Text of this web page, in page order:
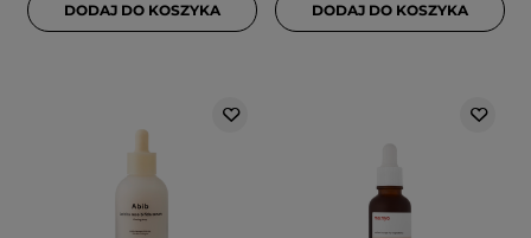
DODAJ DO KOSZYKA DODAJ DO KOSZYKA